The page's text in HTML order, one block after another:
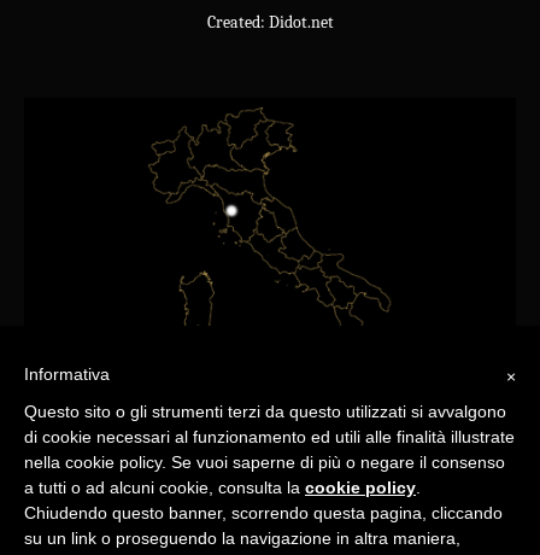
Created: Didot.net
×
Informativa
Questo sito o gli strumenti terzi da questo utilizzati si avvalgono
di cookie necessari al funzionamento ed utili alle finalità illustrate
nella cookie policy. Se vuoi saperne di più o negare il consenso
a tutti o ad alcuni cookie, consulta la cookie policy
Chiudendo questo banner, scorrendo questa pagina, cliccando
su un link o proseguendo la navigazione in altra maniera,